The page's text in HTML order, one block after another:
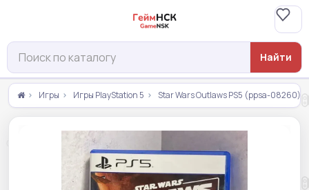
Найти
Игры Игры PlayStation 5 Star Wars Outlaws PS5 (ppsa-08260)